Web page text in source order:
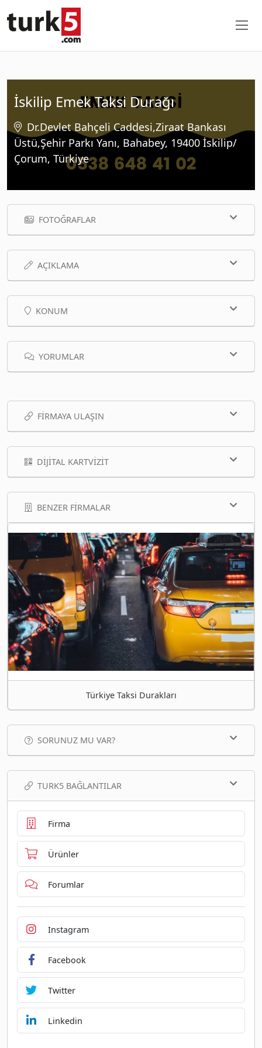
İskilip Emek Taksi Durağı
Dr.Devlet Bahçeli Caddesi,Ziraat Bankası
Üstü,Şehir Parkı Yanı, Bahabey, 19400 İskilip/
Çorum, Türkiye
FOTOĞRAFLAR
AÇIKLAMA
KONUM
YORUMLAR
FIRMAYA ULAŞIN
DIJITAL KARTVIZIT
BENZER FIRMALAR
Türkiye Taksi Durakları
SORUNUZ MU VAR?
TURK5 BAĞLANTILAR
Firma
Ürünler
Forumlar
Instagram
Facebook
Twitter
Linkedin